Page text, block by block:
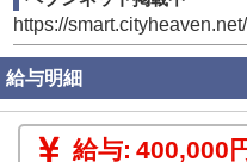
【グループの昇給＆昇格
・スタッフ 月給35～42万円
・シニアスタッフ 月給36～
・マネージャー 月給38～
・店長 月給50～100万
https://
給与明細
給与: 400,000